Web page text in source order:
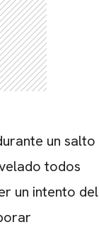
un salto
todos
un intento del